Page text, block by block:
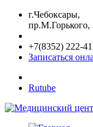
г.Чебоксары,
пр.М.Горького,
+7(8352) 222-
Записаться
Rutube